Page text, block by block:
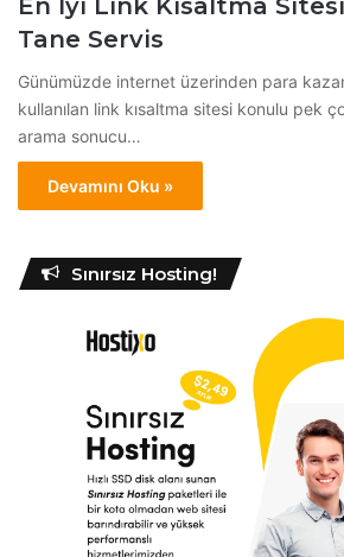
Tane Servis
Günümüzde internet üzerinden para
kullanılan link kısaltma sitesi konulu pek
arama sonucu…
Devamını Oku »
Sınırsız Hosting!